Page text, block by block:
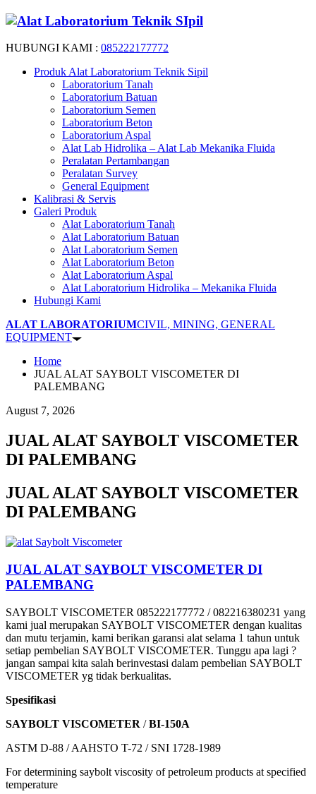
HUBUNGI KAMI : 085222177772
Produk Alat Laboratorium Teknik Sipil
Laboratorium Tanah
Laboratorium Batuan
Laboratorium Semen
Laboratorium Beton
Laboratorium Aspal
Alat Lab Hidrolika – Alat Lab Mekanika Fluida
Peralatan Pertambangan
Peralatan Survey
General Equipment
Kalibrasi & Servis
Galeri Produk
Alat Laboratorium Tanah
Alat Laboratorium Batuan
Alat Laboratorium Semen
Alat Laboratorium Beton
Alat Laboratorium Aspal
Alat Laboratorium Hidrolika – Mekanika Fluida
Hubungi Kami
ALAT LABORATORIUMCIVIL, MINING, GENERAL
EQUIPMENT
Home
JUAL ALAT SAYBOLT VISCOMETER DI
PALEMBANG
August 7, 2026
JUAL ALAT SAYBOLT VISCOMETER
DI PALEMBANG
JUAL ALAT SAYBOLT VISCOMETER
DI PALEMBANG
JUAL ALAT SAYBOLT VISCOMETER DI
PALEMBANG
SAYBOLT VISCOMETER 085222177772 / 082216380231 yang
kami jual merupakan SAYBOLT VISCOMETER dengan kualitas
dan mutu terjamin, kami berikan garansi alat selama 1 tahun untuk
setiap pembelian SAYBOLT VISCOMETER. Tunggu apa lagi ?
jangan sampai kita salah berinvestasi dalam pembelian SAYBOLT
VISCOMETER yg tidak berkualitas.
Spesifikasi
SAYBOLT VISCOMETER /BI-150A
ASTM D-88 / AAHSTO T-72 / SNI 1728-1989
For determining saybolt viscosity of petroleum products at specified
temperature